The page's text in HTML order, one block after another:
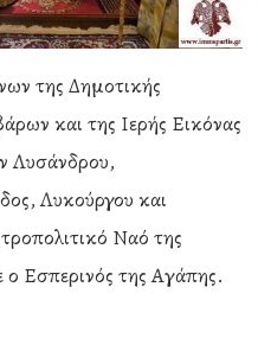
της Δημοτικής
και της Ιερής Εικόνας
Λυσάνδρου,
Λυκούργου και
Ναό της
ο Εσπερινός της Αγάπης.